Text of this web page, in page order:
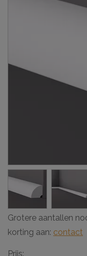
Grotere aantallen
korting aan: contact
Prijs: